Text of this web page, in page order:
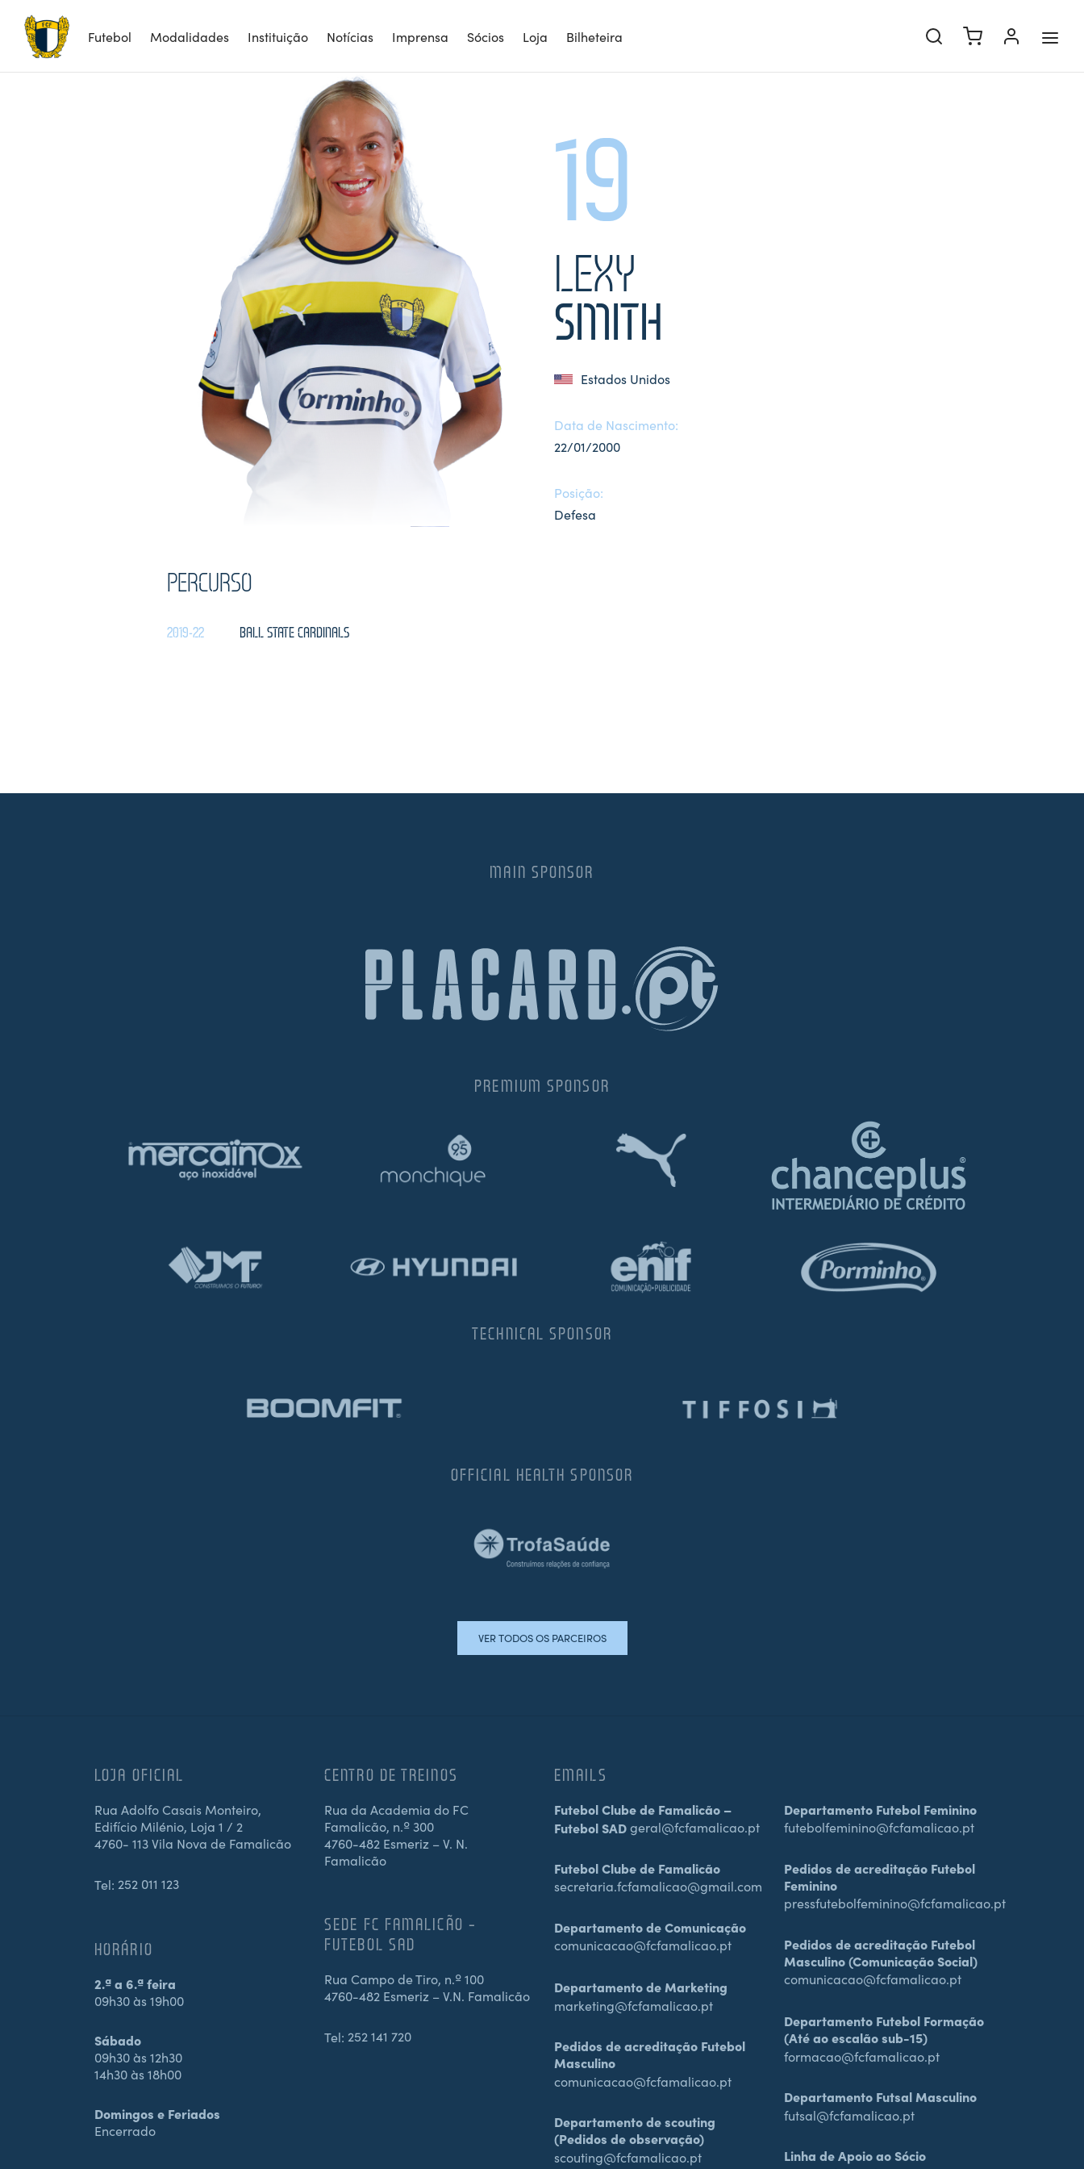
Futebol Modalidades Instituição Notícias Imprensa Sócios Loja Bilheteira
19 19
LEXY
SMITH
Estados Unidos
Data de Nascimento:
22/01/2000
Posição:
Defesa
PERCURSO
2019-22 BALL STATE CARDINALS
MAIN SPONSOR
PREMIUM SPONSOR
TECHNICAL SPONSOR
OFFICIAL HEALTH SPONSOR
VER TODOS OS PARCEIROS
LOJA OFICIAL
Rua Adolfo Casais Monteiro,
Edifício Milénio, Loja 1 / 2
4760- 113 Vila Nova de Famalicão
Tel: 252 011 123
HORÁRIO
2.ª a 6.ª feira
09h30 às 19h00
Sábado
09h30 às 12h30
14h30 às 18h00
Domingos e Feriados
Encerrado
CENTRO DE TREINOS
Rua da Academia do FC
Famalicão, n.º 300
4760-482 Esmeriz – V. N.
Famalicão
SEDE FC FAMALICÃO –
FUTEBOL SAD
Rua Campo de Tiro, n.º 100
4760-482 Esmeriz – V.N. Famalicão
Tel: 252 141 720
EMAILS
Futebol Clube de Famalicão –
Futebol SADgeral@fcfamalicao.pt
Futebol Clube de Famalicão
secretaria.fcfamalicao@gmail.com
Departamento de Comunicação
comunicacao@fcfamalicao.pt
Departamento de Marketing
marketing@fcfamalicao.pt
Pedidos de acreditação Futebol
Masculino
comunicacao@fcfamalicao.pt
Departamento de scouting
(Pedidos de observação)
scouting@fcfamalicao.pt
Departamento Futebol Feminino
futebolfeminino@fcfamalicao.pt
Pedidos de acreditação Futebol
Feminino
pressfutebolfeminino@fcfamalicao.pt
Pedidos de acreditação Futebol
Masculino (Comunicação Social)
comunicacao@fcfamalicao.pt
Departamento Futebol Formação
(Até ao escalão sub-15)
formacao@fcfamalicao.pt
Departamento Futsal Masculino
futsal@fcfamalicao.pt
Linha de Apoio ao Sócio